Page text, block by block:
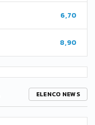
6,70
8,90
ELENCO NEWS